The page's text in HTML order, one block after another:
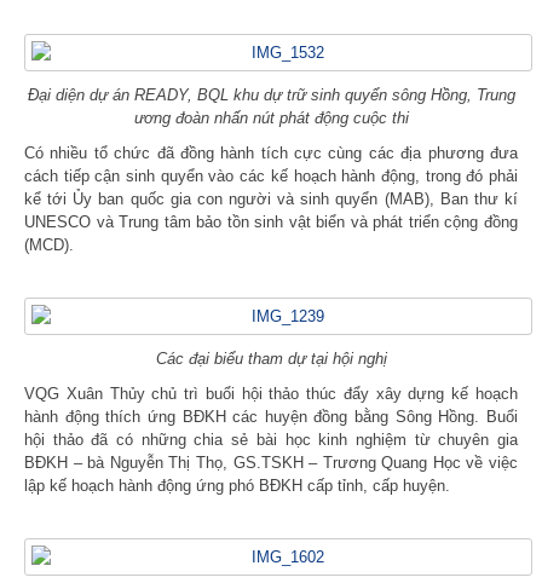
Đại diện dự án READY, BQL khu dự trữ sinh quyển sông Hồng, Trung
ương đoàn nhấn nút phát động cuộc thi
Có nhiều tổ chức đã đồng hành tích cực cùng các địa phương đưa
cách tiếp cận sinh quyển vào các kế hoạch hành động, trong đó phải
kể tới Ủy ban quốc gia con người và sinh quyển (MAB), Ban thư kí
UNESCO và Trung tâm bảo tồn sinh vật biển và phát triển cộng đồng
(MCD).
Các đại biểu tham dự tại hội nghị
VQG Xuân Thủy chủ trì buổi hội thảo thúc đẩy xây dựng kế hoạch
hành động thích ứng BĐKH các huyện đồng bằng Sông Hồng. Buổi
hội thảo đã có những chia sẻ bài học kinh nghiệm từ chuyên gia
BĐKH – bà Nguyễn Thị Thọ, GS.TSKH – Trương Quang Học về việc
lập kế hoạch hành động ứng phó BĐKH cấp tỉnh, cấp huyện.